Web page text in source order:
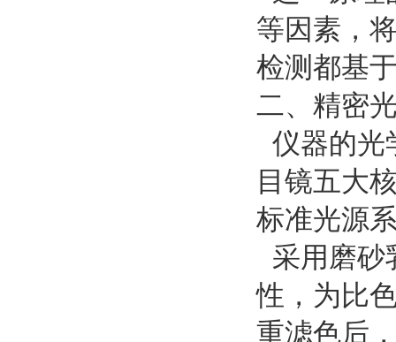
等因素，
检测都基
二、精密
仪器的光
目镜五大
标准光源
采用磨
性，为比
重滤色后